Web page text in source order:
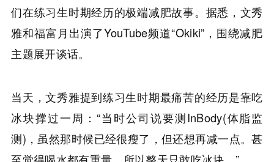
们在练习生时期经历的极端减肥故事。据悉，文秀
雅和福富月出演了YouTube频道“Okiki”，围绕减肥
主题展开谈话。
当天，文秀雅提到练习生时期最痛苦的经历是靠吃
冰块撑过一周：“当时公司说要测InBody(体脂监
测)，虽然那时候已经很瘦了，但还想再减一点。甚